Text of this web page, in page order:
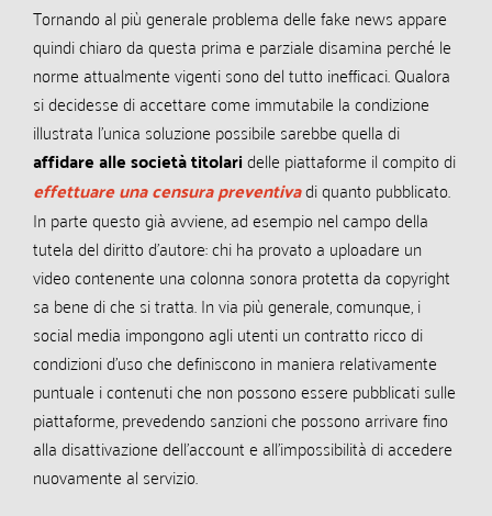
Tornando al più generale problema delle fake news appare
quindi chiaro da questa prima e parziale disamina perché le
norme attualmente vigenti sono del tutto inefficaci. Qualora
si decidesse di accettare come immutabile la condizione
illustrata l’unica soluzione possibile sarebbe quella di
affidare alle società titolaridelle piattaforme il compito di
effettuare una censura preventivadi quanto pubblicato.
In parte questo già avviene, ad esempio nel campo della
tutela del diritto d’autore: chi ha provato a uploadare un
video contenente una colonna sonora protetta da copyright
sa bene di che si tratta. In via più generale, comunque, i
social media impongono agli utenti un contratto ricco di
condizioni d’uso che definiscono in maniera relativamente
puntuale i contenuti che non possono essere pubblicati sulle
piattaforme, prevedendo sanzioni che possono arrivare fino
alla disattivazione dell’account e all’impossibilità di accedere
nuovamente al servizio.